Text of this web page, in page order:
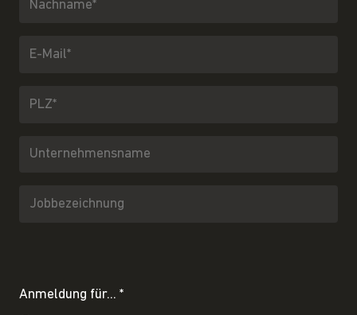
Anmeldung für... *